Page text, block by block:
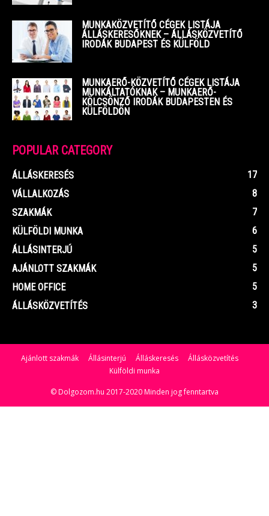
MUNKAKÖZVETÍTŐ CÉGEK LISTÁJA
ÁLLÁSKERESŐKNEK – ÁLLÁSKÖZVETÍTŐ
IRODÁK BUDAPEST ÉS KÜLFÖLD
MUNKAERŐ-KÖZVETÍTŐ CÉGEK LISTÁJA
MUNKÁLTATÓKNAK – MUNKAERŐ-
KÖLCSÖNZŐ IRODÁK BUDAPESTEN ÉS
KÜLFÖLDÖN
POPULAR CATEGORY
ÁLLÁSKERESÉS
17
VÁLLALKOZÁS
8
SZAKMÁK
7
KÜLFÖLDI MUNKA
6
ÁLLÁSINTERJÚ
5
AJÁNLOTT SZAKMÁK
5
HOME OFFICE
5
ÁLLÁSKÖZVETÍTÉS
3
Ajánlott szakmák Állásinterjú Álláskeresés
Állásközvetítés
Külföldi munka
© Dolgozom.hu 2017-2020 Minden jog fenntartva